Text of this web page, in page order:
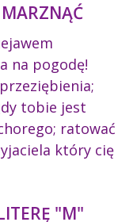
na pogodę!
tobie jest
ratować
który cię
"M"